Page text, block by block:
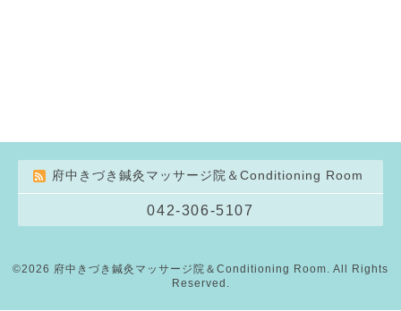
府中きづき鍼灸マッサージ院＆Conditioning Room
042-306-5107
©2026 府中きづき鍼灸マッサージ院＆Conditioning Room . All Rights
Reserved.